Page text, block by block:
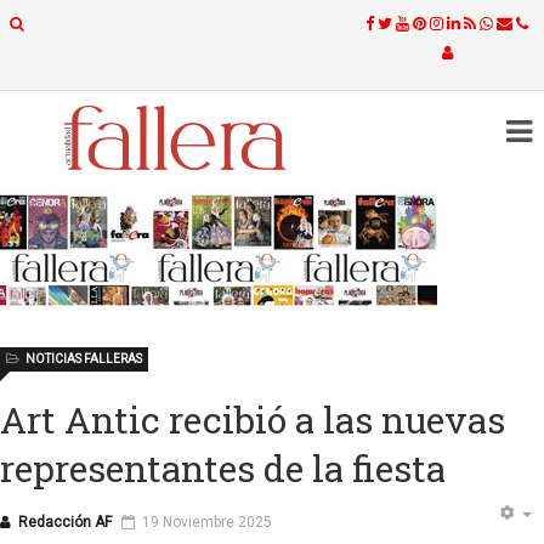
Art Antic recibió a las nuevas
representantes de la fiesta
Redacción AF
NOTICIAS FALLERAS
19 Noviembre 2025